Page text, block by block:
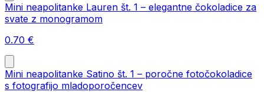
Mini neapolitanke Lauren št. 1 – elegantne čokoladice za
svate z monogramom
0.70 €
Mini neapolitanke Satino št. 1 – poročne fotočokoladice
s fotografijo mladoporočencev